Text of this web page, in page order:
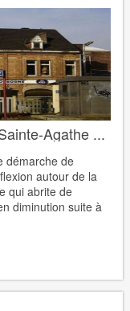
Agathe ...
démarche de
autour de la
qui abrite de
diminution suite à